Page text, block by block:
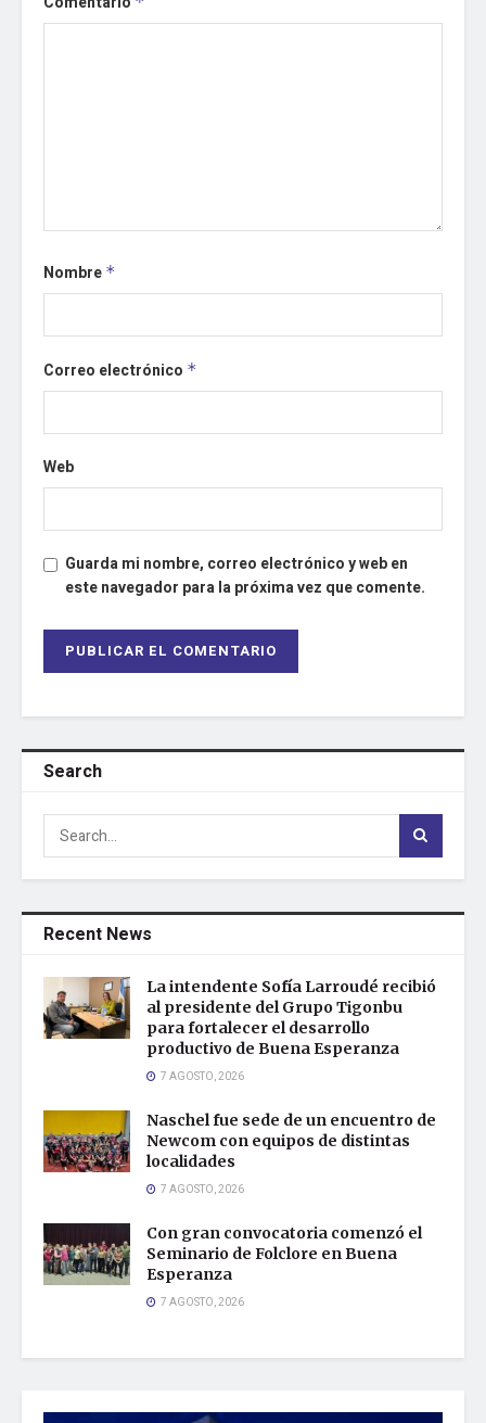
Nombre *
Correo electrónico *
Web
Guarda mi nombre, correo electrónico y web en
este navegador para la próxima vez que comente.
Search
Recent News
La intendente Sofía Larroudé recibió
al presidente del Grupo Tigonbu
para fortalecer el desarrollo
productivo de Buena Esperanza
7 AGOSTO, 2026
Naschel fue sede de un encuentro de
Newcom con equipos de distintas
localidades
7 AGOSTO, 2026
Con gran convocatoria comenzó el
Seminario de Folclore en Buena
Esperanza
7 AGOSTO, 2026